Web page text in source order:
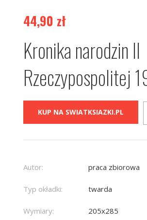
44,90 zł
Kronika narodzin II
Rzeczypospolitej
KUP NA SWIATKSIAZKI.PL
Autor: praca zbiorowa
Typ okładki: twarda
Wymiary: 205x285